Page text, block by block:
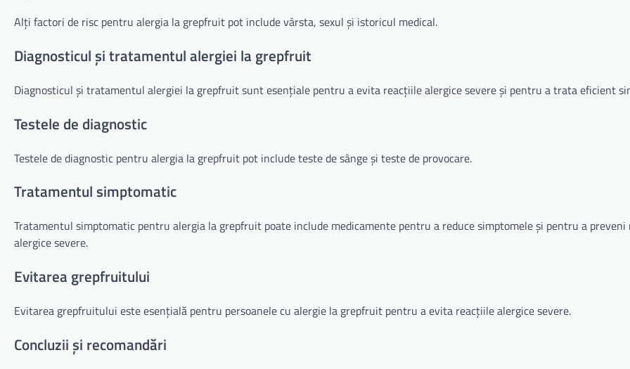
Alți factori de risc pentru alergia la grepfruit pot include vârsta, sexul și istoricul medical.
Diagnosticul și tratamentul alergiei la grepfruit
Diagnosticul și tratamentul alergiei la grepfruit sunt esențiale pentru a evita reacțiile alergice severe și pentru a trata eficient
Testele de diagnostic
Testele de diagnostic pentru alergia la grepfruit pot include teste de sânge și teste de provocare.
Tratamentul simptomatic
Tratamentul simptomatic pentru alergia la grepfruit poate include medicamente pentru a reduce simptomele și pentru a
alergice severe.
Evitarea grepfruitului
Evitarea grepfruitului este esențială pentru persoanele cu alergie la grepfruit pentru a evita reacțiile alergice severe.
Concluzii și recomandări